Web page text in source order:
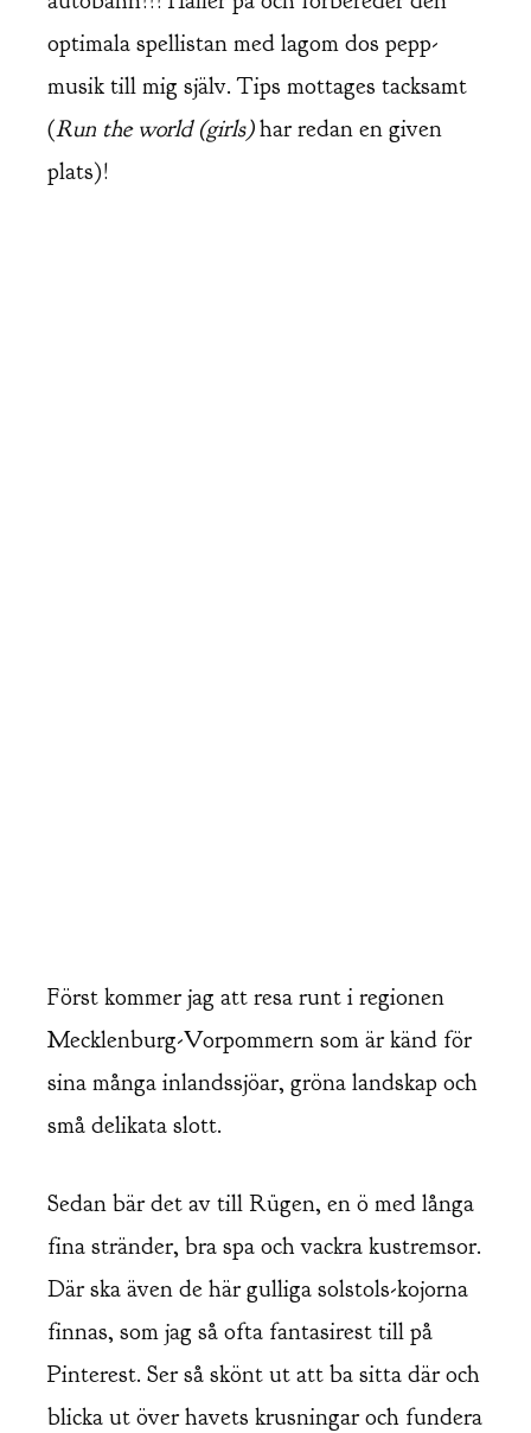
optimala spellistan med lagom dos pepp-
musik till mig själv. Tips mottages tacksamt
(Run the world (girls)har redan en given
plats)!
Först kommer jag att resa runt i regionen
Mecklenburg-Vorpommern som är känd för
sina många inlandssjöar, gröna landskap och
små delikata slott.
Sedan bär det av till Rügen, en ö med långa
fina stränder, bra spa och vackra kustremsor.
Där ska även de här gulliga solstols-kojorna
finnas, som jag så ofta fantasirest till på
Pinterest. Ser så skönt ut att ba sitta där och
blicka ut över havets krusningar och fundera